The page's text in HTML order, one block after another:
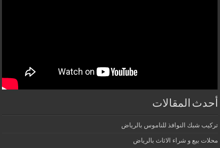
أحدث المقالات
تركيب شبك النوافذ للناموس بالرياض
محلات بيع و شراء الاثاث بالرياض